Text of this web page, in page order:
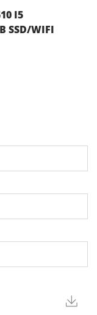
I5
SSD/WIFI